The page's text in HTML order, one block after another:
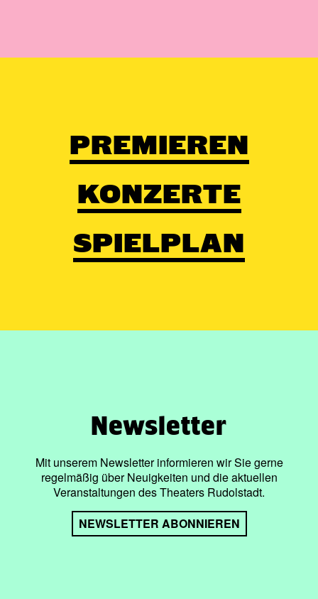
PREMIEREN
KONZERTE
SPIELPLAN
Newsletter
Mit unserem Newsletter informieren wir Sie gerne
regelmäßig über Neuigkeiten und die aktuellen
Veranstaltungen des Theaters Rudolstadt.
NEWSLETTER ABONNIEREN